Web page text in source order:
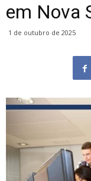
em Nova
1 de outubro de 2025